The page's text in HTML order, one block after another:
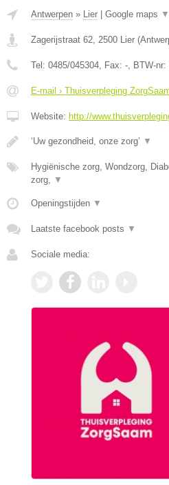
Antwerpen » Lier Google maps ▼
Zagerijstraat 62, 2500 Lier (
Tel: 0485/045304, Fax: -, BTW-nr:
E-mail › Thuisverpleging
Website: http://
‘Uw gezondheid, onze zorg’ ▼
Hygiënische zorg, Wondzorg,
zorg, ▼
Openingstijden ▼
Laatste facebook posts ▼
Sociale media: